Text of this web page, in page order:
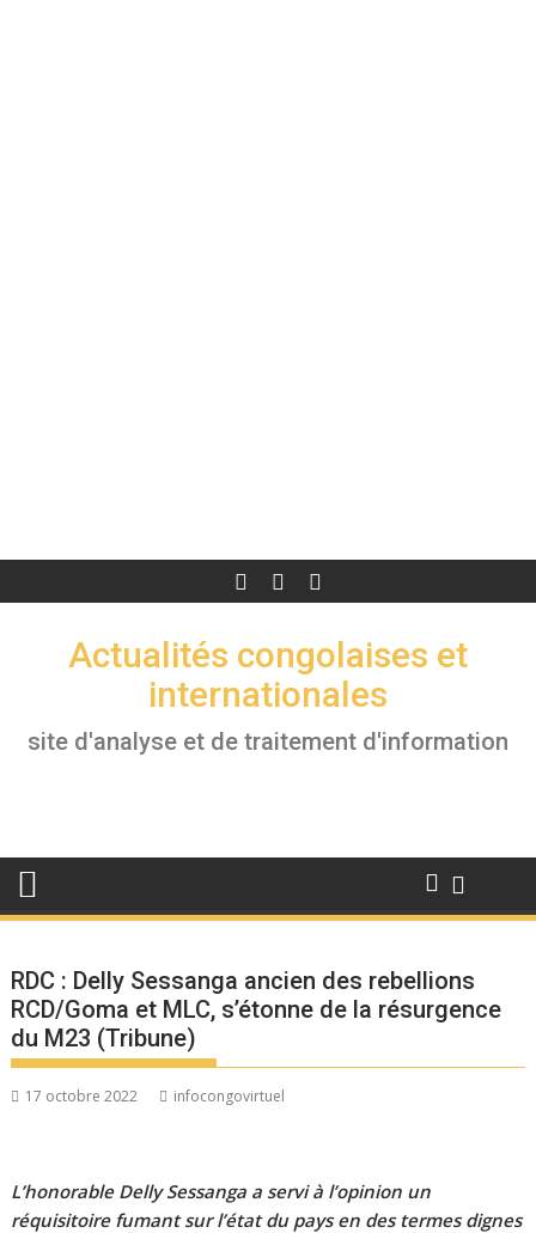
Actualités congolaises et
internationales
site d'analyse et de traitement d'information
RDC : Delly Sessanga ancien des rebellions
RCD/Goma et MLC, s’étonne de la résurgence
du M23 (Tribune)
17 octobre 2022 infocongovirtuel
L’honorable Delly Sessanga a servi à l’opinion un
réquisitoire fumant sur l’état du pays en des termes dignes